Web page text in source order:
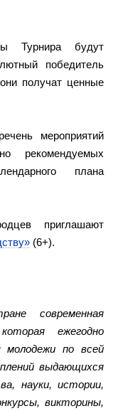
Турнира будут
победитель
получат ценные
мероприятий
рекомендуемых
плана
приглашают
(6+).
современная
ежегодно
молодежи по всей
выдающихся
науки, истории,
викторины,